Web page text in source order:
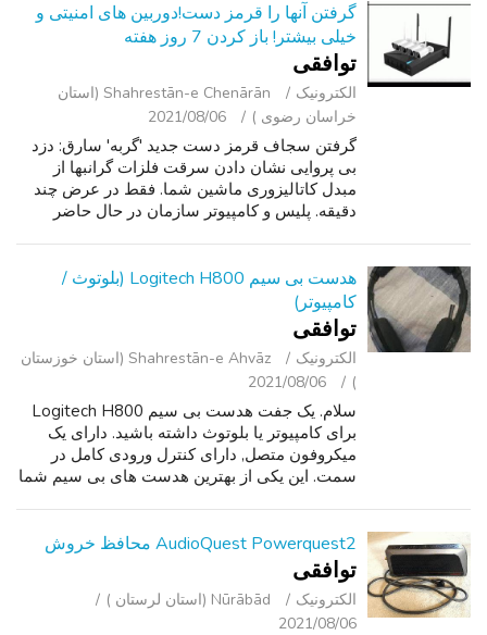
گرفتن آنها را قرمز دست!دوربین های امنیتی و
خیلی بیشتر! باز کردن 7 روز هفته
توافقی
الکترونیک
Shahrestān-e Chenārān (استان
خراسان رضوی )
2021/08/06
گرفتن سجاف قرمز دست جدید 'گربه' سارق: دزد
بی پروایی نشان دادن سرقت فلزات گرانبها از
مبدل کاتالیزوری ماشین شما. فقط در عرض چند
دقیقه. پلیس و کامپیوتر سازمان در حال حاضر
هدست بی سیم Logitech H800 (بلوتوث /
کامپیوتر)
توافقی
الکترونیک
Shahrestān-e Ahvāz (استان خوزستان
)
2021/08/06
سلام. یک جفت هدست بی سیم Logitech H800
برای کامپیوتر یا بلوتوث داشته باشید. دارای یک
میکروفون متصل, دارای کنترل ورودی کامل در
سمت. این یکی از بهترین هدست های بی سیم شما
AudioQuest Powerquest2 محافظ خروش
توافقی
الکترونیک
Nūrābād (استان لرستان )
2021/08/06